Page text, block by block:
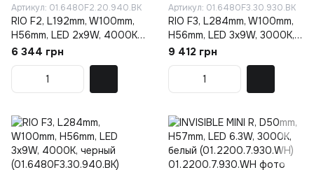
Артикул: 01.6480F2.20.940.BK
RIO F2, L192mm, W100mm,
H56mm, LED 2x9W, 4000К,
черный
(01.6480F2.20.940.BK)
6 344 грн
Артикул: 01.6480F3.30.930.BK
RIO F3, L284mm, W100mm,
H56mm, LED 3х9W, 3000К,
черный
(01.6480F3.30.930.BK)
9 412 грн